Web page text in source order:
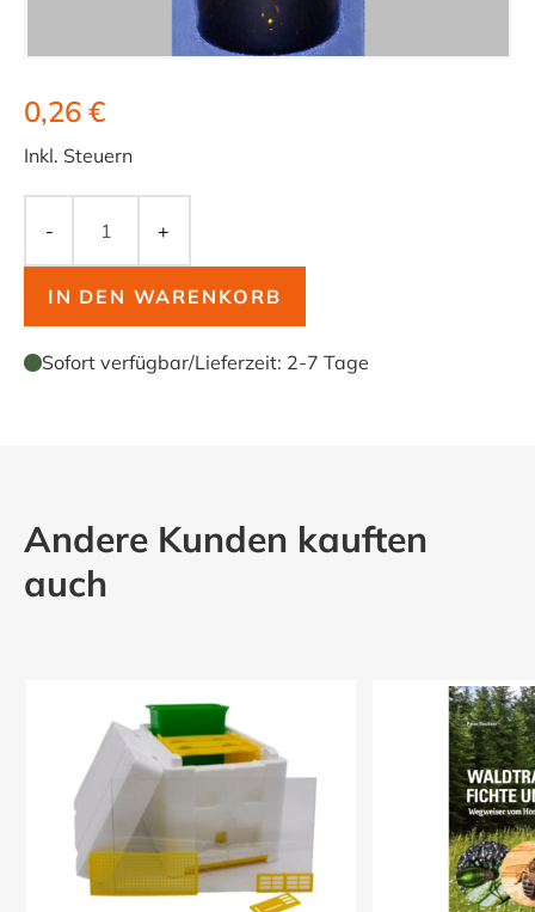
0,26 €
Inkl. Steuern
- +
IN DEN WARENKORB
Sofort verfügbar/Lieferzeit: 2-7 Tage
Andere Kunden kauften
auch